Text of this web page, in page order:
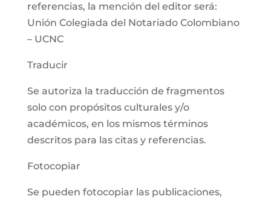
referencias, la mención del editor será:
Unión Colegiada del Notariado Colombiano
– UCNC
Traducir
Se autoriza la traducción de fragmentos
solo con propósitos culturales y/o
académicos, en los mismos términos
descritos para las citas y referencias.
Fotocopiar
Se pueden fotocopiar las publicaciones,